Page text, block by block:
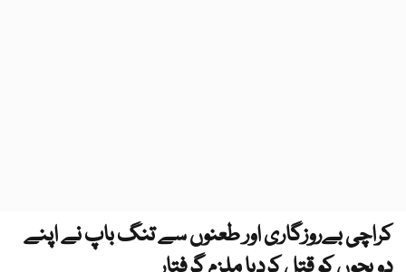
کراچی بےروزگاری اور طعنوں سے تنگ باپ نے اپنے